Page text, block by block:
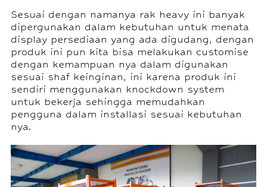
Sesuai dengan namanya rak heavy ini banyak
dipergunakan dalam kebutuhan untuk menata
display persediaan yang ada digudang, dengan
produk ini pun kita bisa melakukan customise
dengan kemampuan nya dalam digunakan
sesuai shaf keinginan, ini karena produk ini
sendiri menggunakan knockdown system
untuk bekerja sehingga memudahkan
pengguna dalam installasi sesuai kebutuhan
nya.